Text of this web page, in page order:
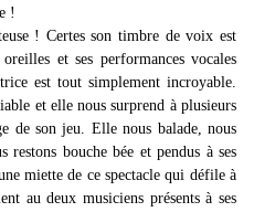
!
! Certes son timbre de voix est
et ses performances vocales
est tout simplement incroyable.
et elle nous surprend à plusieurs
de son jeu. Elle nous balade, nous
restons bouche bée et pendus à ses
miette de ce spectacle qui défile à
au deux musiciens présents à ses